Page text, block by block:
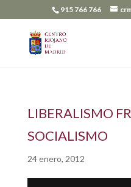
915 766 766
LIBERALISMO
SOCIALISMO
24 enero, 2012